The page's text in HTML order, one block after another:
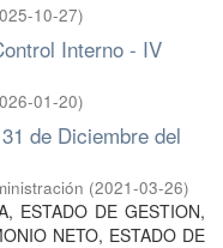
10-27)
Interno - IV
01-20)
de Diciembre del
(2021-03-26)
ESTADO DE GESTION,
NETO, ESTADO DE